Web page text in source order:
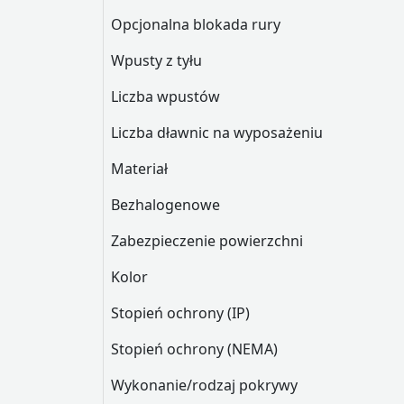
Opcjonalna blokada rury
Wpusty z tyłu
Liczba wpustów
Liczba dławnic na wyposażeniu
Materiał
Bezhalogenowe
Zabezpieczenie powierzchni
Kolor
Stopień ochrony (IP)
Stopień ochrony (NEMA)
Wykonanie/rodzaj pokrywy